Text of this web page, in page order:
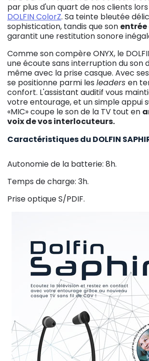
par plus d'un quart de nos clients
DOLFIN ColorZ. Sa teinte bleutée
sophistication, tandis que son entrée
garantit une restitution sonore
Comme son compère ONYX, le
une écoute sans interruption du son
même avec la prise casque. Avec
se positionne parmi les leaders en
confort. L'assistant auditif vous
votre entourage, et un simple appui
«MIC» coupe le son de la TV tout en
voix de vos interlocuteurs.
Caractéristiques du DOLFIN
Autonomie de la batterie: 8h.
Temps de charge: 3h.
Prise optique S/PDIF.